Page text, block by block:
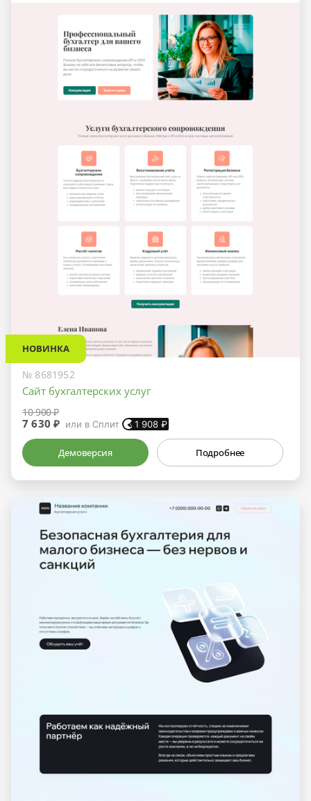
НОВИНКА
№ 8681952
Сайт бухгалтерских услуг
10 900 ₽
7 630 ₽ или в Сплит 1 908 ₽
Демоверсия Подробнее